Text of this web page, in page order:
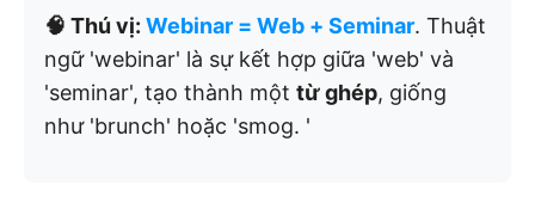
🧠 Thú vị: Webinar = Web + Seminar. Thuật
ngữ 'webinar' là sự kết hợp giữa 'web' và
'seminar', tạo thành một từ ghép, giống
như 'brunch' hoặc 'smog. '